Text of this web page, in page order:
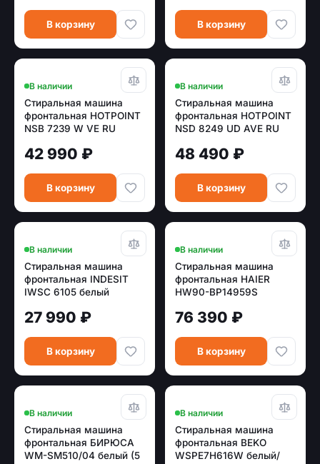
В корзину В корзину
В наличии
Стиральная машина
фронтальная HOTPOINT
NSB 7239 W VE RU
кг,пар, инвертор)
42 990 ₽
В корзину
В наличии
Стиральная машина
фронтальная HOTPOINT
NSD 8249 UD AVE RU
инвертор)
48 490 ₽
В корзину
В наличии
Стиральная машина
фронтальная INDESIT
IWSC 6105 белый
27 990 ₽
В корзину
В наличии
Стиральная машина
фронтальная HAIER
HW90-BP14959S
76 390 ₽
В корзину
В наличии
Стиральная машина
фронтальная БИРЮСА
WM-SM510/04 белый (5
В наличии
Стиральная машина
фронтальная BEKO
WSPE7H616W белый/